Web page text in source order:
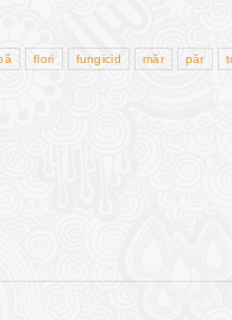
flori fungicid măr păr